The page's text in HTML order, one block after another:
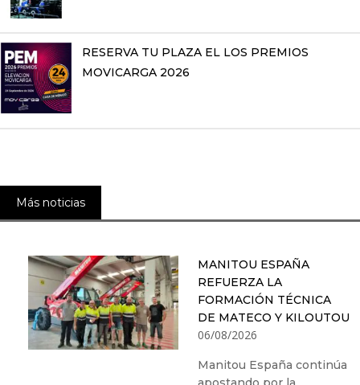
RESERVA TU PLAZA EL LOS PREMIOS
MOVICARGA 2026
Más noticias
MANITOU ESPAÑA
REFUERZA LA
FORMACIÓN TÉCNICA
DE MATECO Y KILOUTOU
06/08/2026
Manitou España continúa